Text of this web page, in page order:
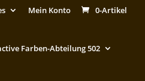
Mein Konto 0-Artikel
Farben-Abteilung 502